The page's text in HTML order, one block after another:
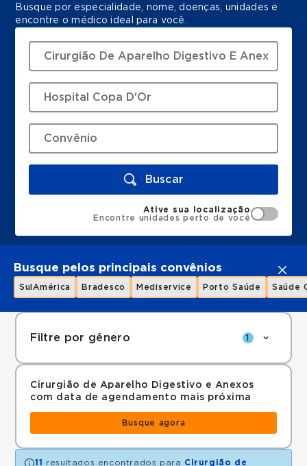
Busque por especialidade, nome, doenças, unidades e
encontre o médico ideal para você.
Buscar
Ative sua localização
Encontre unidades perto de você
Busque pelos principais convênios
SulAmérica Bradesco Mediservice Porto Saúde Saúde
Filtre por gênero 1
Cirurgião de Aparelho Digestivo e Anexos
com data de agendamento mais próxima
Busque agora
11 resultados encontrados para Cirurgião de